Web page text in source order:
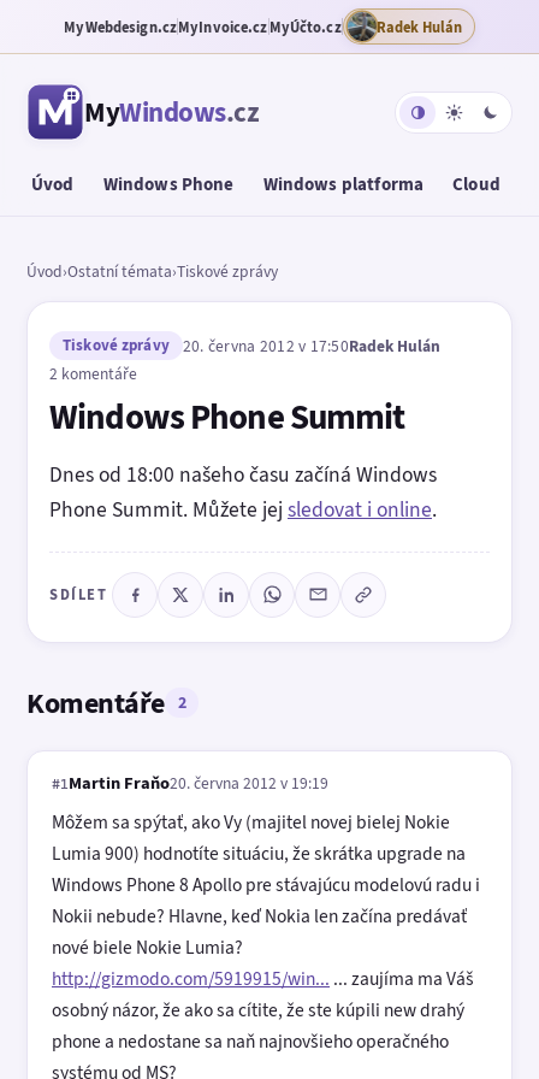
MyWebdesign.czMyInvoice.czMyÚčto.cz Radek Hulán
MyWindows.cz
Úvod Windows Phone Windows platforma Cloud
Úvod›Ostatní témata›Tiskové zprávy
Tiskové zprávy 20. června 2012 v 17:50Radek Hulán
2 komentáře
Windows Phone Summit
Dnes od 18:00 našeho času začíná Windows
Phone Summit. Můžete jej sledovat i online.
SDÍLET
Komentáře 2
#1Martin Fraňo20. června 2012 v 19:19
Môžem sa spýtať, ako Vy (majitel novej bielej Nokie
Lumia 900) hodnotíte situáciu, že skrátka upgrade na
Windows Phone 8 Apollo pre stávajúcu modelovú radu i
Nokii nebude? Hlavne, keď Nokia len začína predávať
nové biele Nokie Lumia?
http://gizmodo.com/5919915/win... ... zaujíma ma Váš
osobný názor, že ako sa cítite, že ste kúpili new drahý
phone a nedostane sa naň najnovšieho operačného
systému od MS?